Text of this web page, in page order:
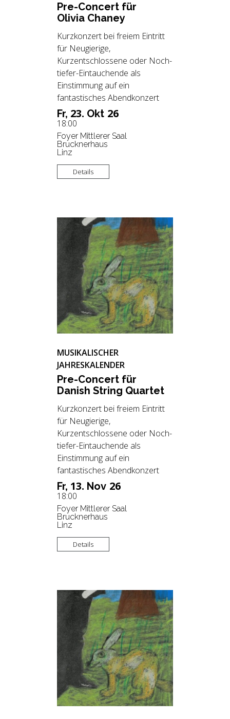
Fr, 23. Okt 26
18:00
Foyer Mittlerer Saal
Brucknerhaus
Linz
Pre-Con­cert für
Oli­via Cha­ney
Kurzkonzert bei freiem Eintritt
für Neugierige,
Kurzentschlossene oder Noch-
tiefer-Eintauchende als
Einstimmung auf ein
fantastisches Abendkonzert
Details
Fr, 13. Nov 26
18:00
Foyer Mittlerer Saal
Brucknerhaus
Linz
MUSIKALISCHER
JAHRESKALENDER
Pre-Con­cert für
Da­nish String Quar­tet
Kurzkonzert bei freiem Eintritt
für Neugierige,
Kurzentschlossene oder Noch-
tiefer-Eintauchende als
Einstimmung auf ein
fantastisches Abendkonzert
Details